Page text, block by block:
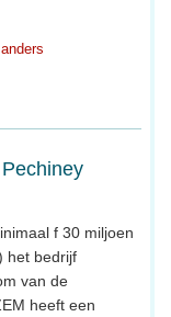
f 30 miljoen
het bedrijf
van de
heeft een